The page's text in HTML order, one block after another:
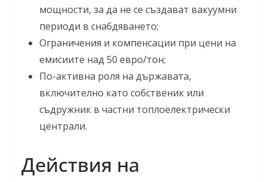
мощности, за да не се създават вакуумни
периоди в снабдяването;
Ограничения и компенсации при цени на
емисиите над 50 евро/тон;
По-активна роля на държавата,
включително като собственик или
съдружник в частни топлоелектрически
централи.
Действия на